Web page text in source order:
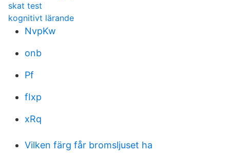
skat test
kognitivt lärande
NvpKw
onb
Pf
fIxp
xRq
Vilken färg får bromsljuset ha